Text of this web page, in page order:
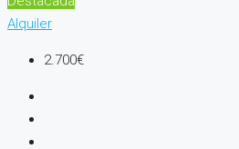
Alquiler
2.700€